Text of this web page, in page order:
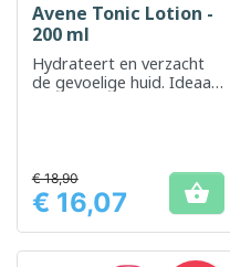
Avene Tonic Lotion -
200 ml
Hydrateert en verzacht
de gevoelige huid. Ideaal
Prijs
€ 18,90
€ 16,07 